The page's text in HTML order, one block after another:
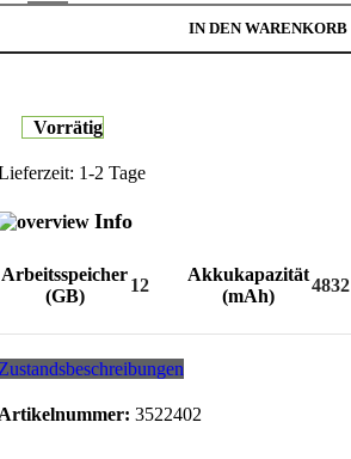
IN DEN WARENKORB
Vorrätig
1-2 Tage
Info
Arbeitsspeicher
(GB)
12
Akkukapazität
(mAh)
4832
3522402